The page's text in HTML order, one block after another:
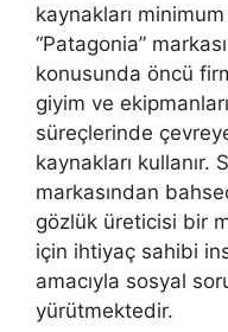
kaynakları
“Patagonia”
konusunda öncü
giyim ve
süreçlerinde
kaynakları kullanır.
markasından
gözlük üreticisi bir
için ihtiyaç sahibi
amacıyla sosyal
yürütmektedir.